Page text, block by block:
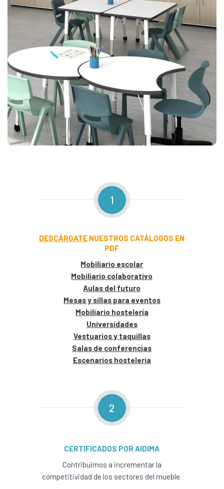
1
DESCÁRGATE NUESTROS CATÁLOGOS EN
PDF
Mobiliario escolar
Mobiliario colaborativo
Aulas del futuro
Mesas y sillas para eventos
Mobiliario hostelería
Universidades
Vestuarios y taquillas
Salas de conferencias
Escenarios hostelería
2
CERTIFICADOS POR AIDIMA
Contribuimos a incrementar la
competitividad de los sectores del mueble.